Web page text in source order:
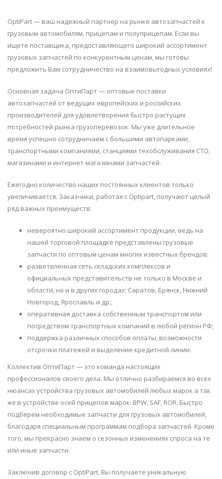
OptiPart — ваш надежный партнер на рынке автозапчастей к
грузовым автомобилям, прицепам и полуприцепам. Если вы
ищете поставщика, предоставляющего широкий ассортимент
грузовых запчастей по конкурентным ценам, мы готовы
предложить Вам сотрудничество на взаимовыгодных условиях!
Основная задача ОптиПарт — оптовые поставки
автозапчастей от ведущих европейских и российских
производителей для удовлетворения быстро растущих
потребностей рынка грузоперевозок. Мы уже длительное
время успешно сотрудничаем с большими автопарками,
транспортными компаниями, станциями техобслуживания СТО,
магазинами и интернет-магазинами запчастей.
Ежегодно количество наших постоянных клиентов только
увеличивается. Заказчики, работая с Optipart, получают целый
ряд важных преимуществ:
невероятно широкий ассортимент продукции, ведь на
нашей торговой площадке представлены грузовые
запчасти по оптовым ценам многих известных брендов;
разветвленная сеть складских комплексов и
официальных представительств не только в Москве и
области, но и в других городах: Саратов, Брянск, Нижний
Новгород, Ярославль и др.;
оперативная доставка собственным транспортом или
посредством транспортных компаний в любой регион РФ;
поддержка различных способов оплаты, возможности
отсрочки платежей и выделение кредитной линии.
Коллектив ОптиПарт — это команда настоящих
профессионалов своего дела. Мы отлично разбираемся во всех
нюансах устройства грузовых автомобилей любых марок а так
же в устройстве осей прицепов марок: BPW, SAF, ROR. Быстро
подберем необходимые запчасти для грузовых автомобилей,
благодаря специальным программам подбора запчастей. Кроме
того, мы прекрасно знаем о сезонных изменениях спроса на те
или иные запчасти.
Заключив договор с OptiPart, Вы получаете уникальную